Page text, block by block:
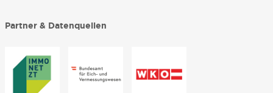
Partner & Datenquellen